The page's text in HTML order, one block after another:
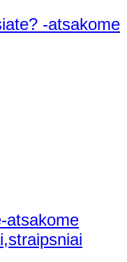
-atsakome
atsakome